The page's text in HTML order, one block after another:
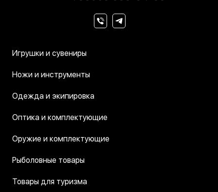
Игрушки и сувениры
Ножи и инструменты
Одежда и экипировка
Оптика и комплектующие
Оружие и комплектующие
Рыболовные товары
Товары для туризма